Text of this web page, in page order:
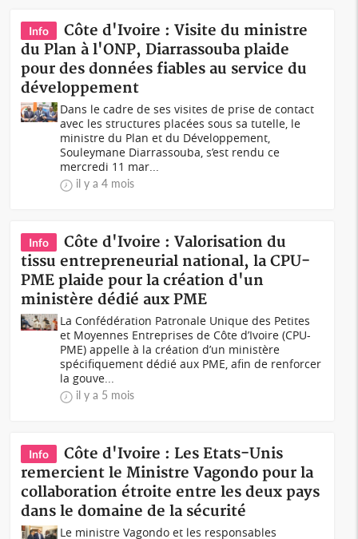
Info
Côte d'Ivoire : Visite du ministre
du Plan à l'ONP, Diarrassouba plaide
pour des données fiables au service du
développement
Dans le cadre de ses visites de prise de contact
avec les structures placées sous sa tutelle, le
ministre du Plan et du Développement,
Souleymane Diarrassouba, s’est rendu ce
mercredi 11 mar...
il y a 4 mois
Info
Côte d'Ivoire : Valorisation du
tissu entrepreneurial national, la CPU-
PME plaide pour la création d'un
ministère dédié aux PME
La Confédération Patronale Unique des Petites
et Moyennes Entreprises de Côte d’Ivoire (CPU-
PME) appelle à la création d’un ministère
spécifiquement dédié aux PME, afin de renforcer
la gouve...
il y a 5 mois
Info
Côte d'Ivoire : Les Etats-Unis
remercient le Ministre Vagondo pour la
collaboration étroite entre les deux pays
dans le domaine de la sécurité
Le ministre Vagondo et les responsables